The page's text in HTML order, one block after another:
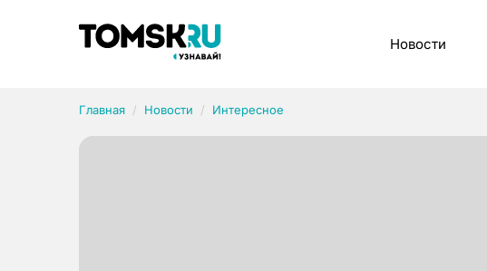
Новости
Главная Новости Интересное
Рубрики